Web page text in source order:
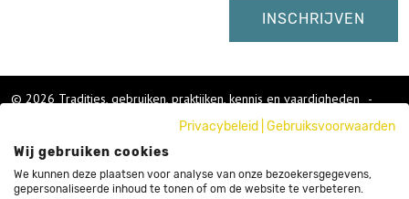
© 2026 Tradities, gebruiken, praktijken, kennis en vaardigheden
-
Gebruikersvoorwaarden
Privacybeleid
Cookies
Privacybeleid
Gebruiksvoorwaarden
Wij gebruiken cookies
We kunnen deze plaatsen voor analyse van onze bezoekersgegevens,
gepersonaliseerde inhoud te tonen of om de website te verbeteren.